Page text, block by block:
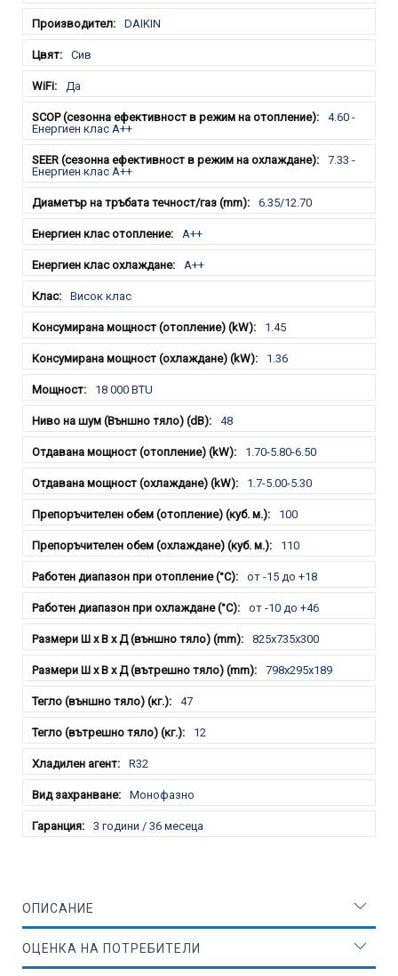
DAIKIN
Сив
Да
4.60 -
Енергиен клас А++
7.33 -
Енергиен клас А++
6.35/12.70
A++
A++
Висок клас
1.45
1.36
18 000 BTU
48
1.70-5.80-6.50
1.7-5.00-5.30
100
110
от -15 до +18
от -10 до +46
825x735x300
798x295x189
47
12
R32
Монофазно
3 години / 36 месеца
ОПИСАНИЕ
ОЦЕНКА НА ПОТРЕБИТЕЛИ